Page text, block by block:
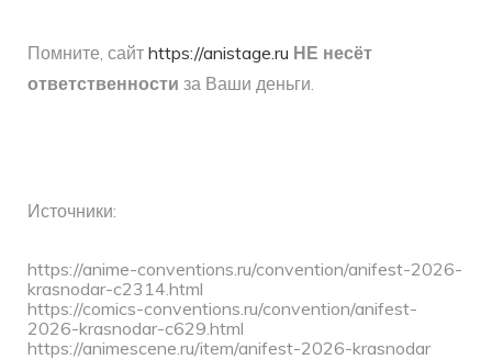
Помните, сайт https://anistage.ru НЕ несёт
ответственности за Ваши деньги.
Источники:
https://anime-conventions.ru/convention/anifest-2026-
krasnodar-c2314.html
https://comics-conventions.ru/convention/anifest-
2026-krasnodar-c629.html
https://animescene.ru/item/anifest-2026-krasnodar